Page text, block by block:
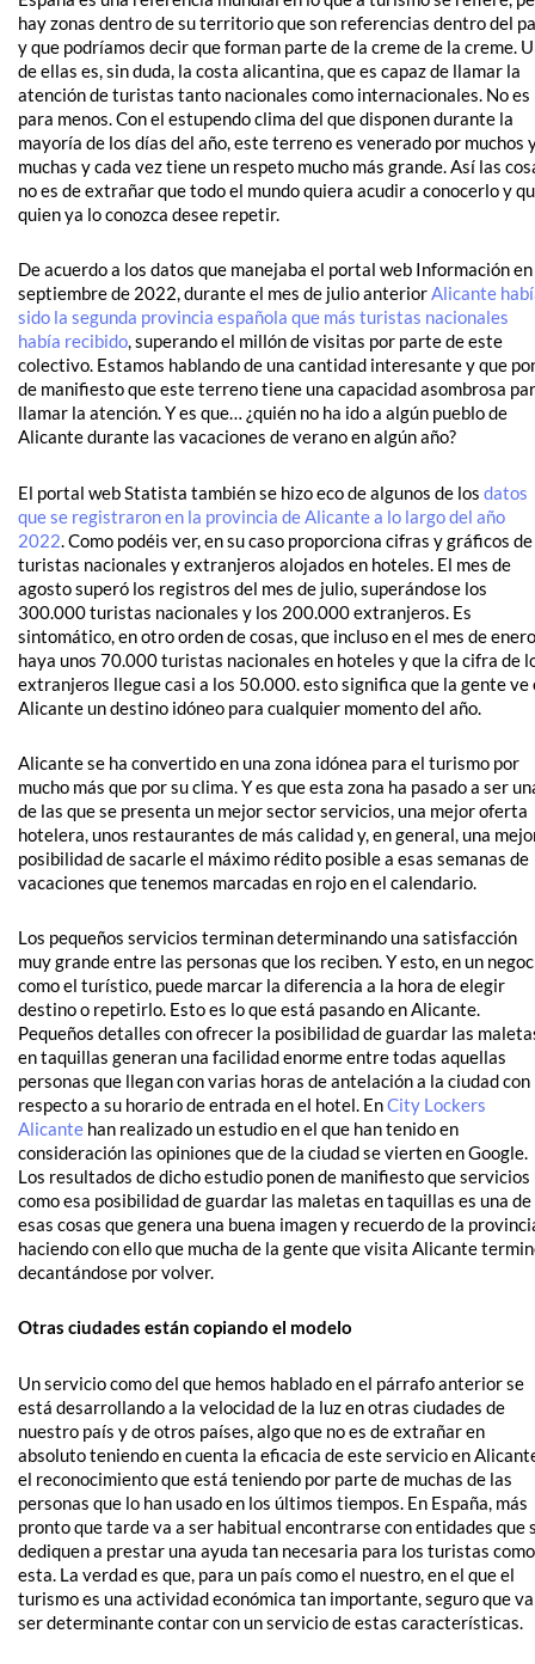
hay zonas dentro de su territorio que son referencias dentro del
y que podríamos decir que forman parte de la creme de la creme.
de ellas es, sin duda, la costa alicantina, que es capaz de llamar la
atención de turistas tanto nacionales como internacionales. No es
para menos. Con el estupendo clima del que disponen durante la
mayoría de los días del año, este terreno es venerado por muchos
muchas y cada vez tiene un respeto mucho más grande. Así las
no es de extrañar que todo el mundo quiera acudir a conocerlo y
quien ya lo conozca desee repetir.
De acuerdo a los datos que manejaba el portal web Información en
septiembre de 2022, durante el mes de julio anteriorAlicante
sido la segunda provincia española que más turistas nacionales
había recibido, superando el millón de visitas por parte de este
colectivo. Estamos hablando de una cantidad interesante y que
de manifiesto que este terreno tiene una capacidad asombrosa
llamar la atención. Y es que… ¿quién no ha ido a algún pueblo de
Alicante durante las vacaciones de verano en algún año?
El portal web Statista también se hizo eco de algunos de los datos
que se registraron en la provincia de Alicante a lo largo del año
2022. Como podéis ver, en su caso proporciona cifras y gráficos de
turistas nacionales y extranjeros alojados en hoteles. El mes de
agosto superó los registros del mes de julio, superándose los
300.000 turistas nacionales y los 200.000 extranjeros. Es
sintomático, en otro orden de cosas, que incluso en el mes de enero
haya unos 70.000 turistas nacionales en hoteles y que la cifra de
extranjeros llegue casi a los 50.000. esto significa que la gente ve
Alicante un destino idóneo para cualquier momento del año.
Alicante se ha convertido en una zona idónea para el turismo por
mucho más que por su clima. Y es que esta zona ha pasado a ser
de las que se presenta un mejor sector servicios, una mejor oferta
hotelera, unos restaurantes de más calidad y, en general, una
posibilidad de sacarle el máximo rédito posible a esas semanas de
vacaciones que tenemos marcadas en rojo en el calendario.
Los pequeños servicios terminan determinando una satisfacción
muy grande entre las personas que los reciben. Y esto, en un
como el turístico, puede marcar la diferencia a la hora de elegir
destino o repetirlo. Esto es lo que está pasando en Alicante.
Pequeños detalles con ofrecer la posibilidad de guardar las
en taquillas generan una facilidad enorme entre todas aquellas
personas que llegan con varias horas de antelación a la ciudad con
respecto a su horario de entrada en el hotel. EnCity Lockers
Alicante han realizado un estudio en el que han tenido en
consideración las opiniones que de la ciudad se vierten en Google.
Los resultados de dicho estudio ponen de manifiesto que servicios
como esa posibilidad de guardar las maletas en taquillas es una de
esas cosas que genera una buena imagen y recuerdo de la
haciendo con ello que mucha de la gente que visita Alicante
decantándose por volver.
Otras ciudades están copiando el modelo
Un servicio como del que hemos hablado en el párrafo anterior se
está desarrollando a la velocidad de la luz en otras ciudades de
nuestro país y de otros países, algo que no es de extrañar en
absoluto teniendo en cuenta la eficacia de este servicio en
el reconocimiento que está teniendo por parte de muchas de las
personas que lo han usado en los últimos tiempos. En España, más
pronto que tarde va a ser habitual encontrarse con entidades que
dediquen a prestar una ayuda tan necesaria para los turistas como
esta. La verdad es que, para un país como el nuestro, en el que el
turismo es una actividad económica tan importante, seguro que
ser determinante contar con un servicio de estas características.